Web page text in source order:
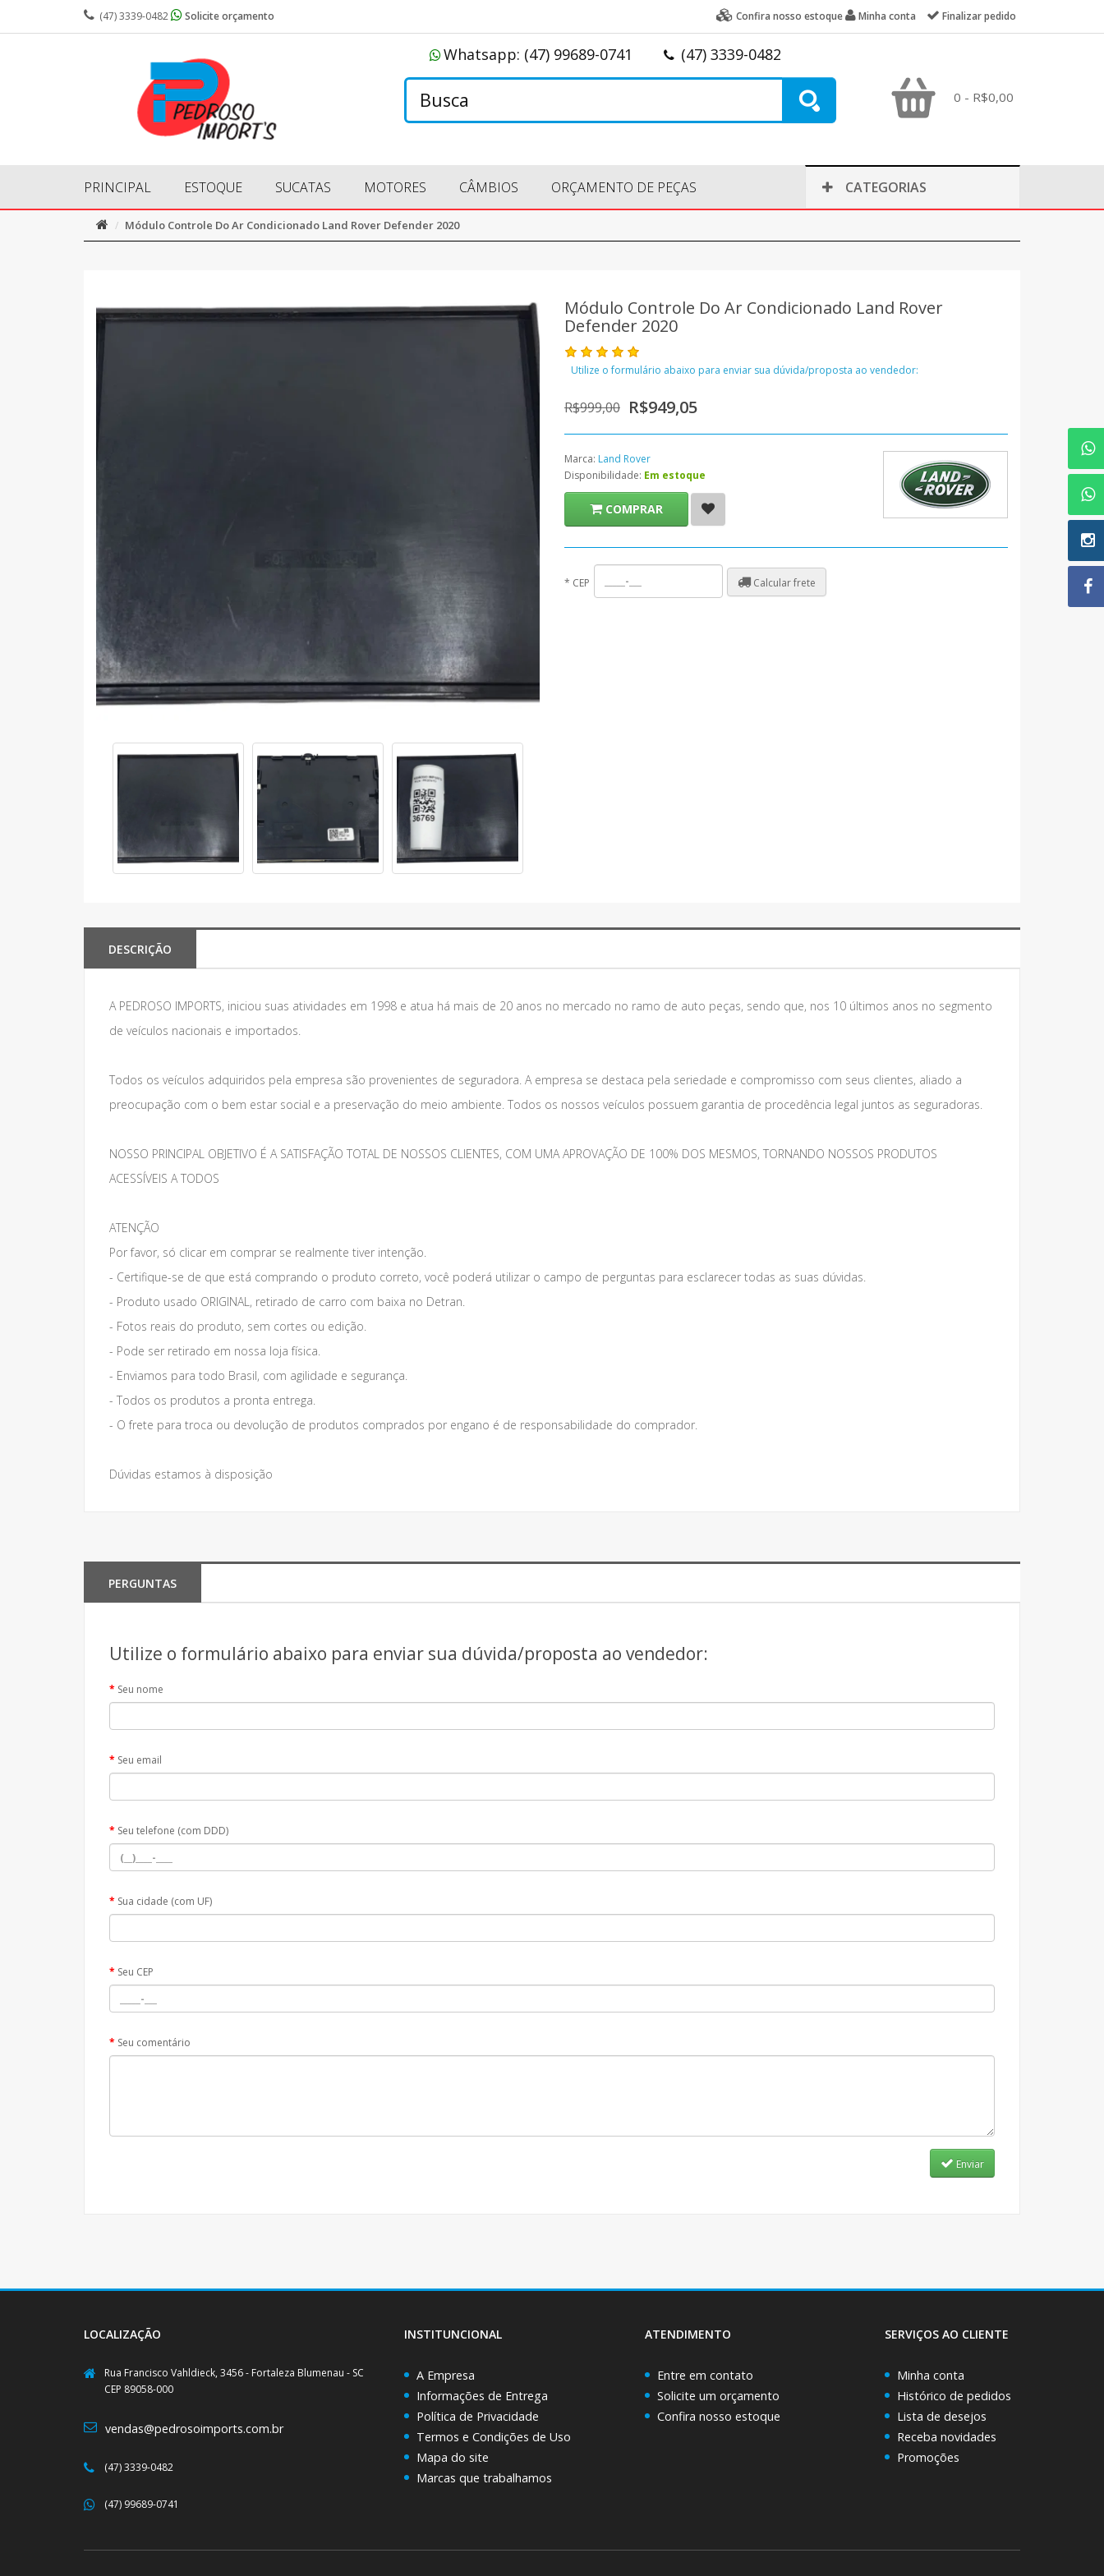
(47) 3339-0482 Solicite orçamento Confira nosso estoque Minha conta Finalizar pedido
Whatsapp: (47) 99689-0741 (47) 3339-0482
0 - R$0,00
PRINCIPAL ESTOQUE SUCATAS MOTORES CÂMBIOS ORÇAMENTO DE PEÇAS CATEGORIAS
Módulo Controle Do Ar Condicionado Land Rover Defender 2020
Módulo Controle Do Ar Condicionado Land Rover
Defender 2020
Utilize o formulário abaixo para enviar sua dúvida/proposta ao vendedor:
R$999,00 R$949,05
Marca: Land Rover
Disponibilidade: Em estoque
COMPRAR
* CEP Calcular frete
DESCRIÇÃO
A PEDROSO IMPORTS, iniciou suas atividades em 1998 e atua há mais de 20 anos no mercado no ramo de auto peças, sendo que, nos 10 últimos anos no segmento
de veículos nacionais e importados.
Todos os veículos adquiridos pela empresa são provenientes de seguradora. A empresa se destaca pela seriedade e compromisso com seus clientes, aliado a
preocupação com o bem estar social e a preservação do meio ambiente. Todos os nossos veículos possuem garantia de procedência legal juntos as seguradoras.
NOSSO PRINCIPAL OBJETIVO É A SATISFAÇÃO TOTAL DE NOSSOS CLIENTES, COM UMA APROVAÇÃO DE 100% DOS MESMOS, TORNANDO NOSSOS PRODUTOS
ACESSÍVEIS A TODOS
ATENÇÃO
Por favor, só clicar em comprar se realmente tiver intenção.
- Certifique-se de que está comprando o produto correto, você poderá utilizar o campo de perguntas para esclarecer todas as suas dúvidas.
- Produto usado ORIGINAL, retirado de carro com baixa no Detran.
- Fotos reais do produto, sem cortes ou edição.
- Pode ser retirado em nossa loja física.
- Enviamos para todo Brasil, com agilidade e segurança.
- Todos os produtos a pronta entrega.
- O frete para troca ou devolução de produtos comprados por engano é de responsabilidade do comprador.
Dúvidas estamos à disposição
PERGUNTAS
Utilize o formulário abaixo para enviar sua dúvida/proposta ao vendedor:
Seu nome
Seu email
Seu telefone (com DDD)
Sua cidade (com UF)
Seu CEP
Seu comentário
Enviar
LOCALIZAÇÃO
Rua Francisco Vahldieck, 3456 - Fortaleza Blumenau - SC
CEP 89058-000
vendas@pedrosoimports.com.br
(47) 3339-0482
(47) 99689-0741
INSTITUNCIONAL
A Empresa
Informações de Entrega
Política de Privacidade
Termos e Condições de Uso
Mapa do site
Marcas que trabalhamos
ATENDIMENTO
Entre em contato
Solicite um orçamento
Confira nosso estoque
SERVIÇOS AO CLIENTE
Minha conta
Histórico de pedidos
Lista de desejos
Receba novidades
Promoções